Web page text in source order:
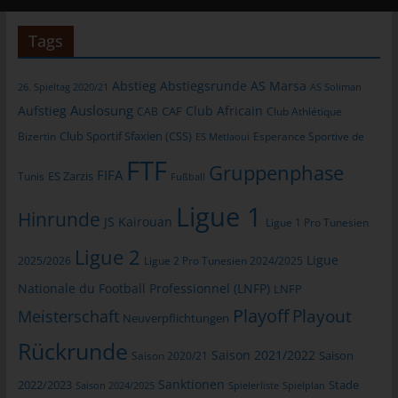
Tags
26. Spieltag 2020/21 Abstieg Abstiegsrunde AS Marsa AS Soliman
Aufstieg Auslosung CAB CAF Club Africain Club Athlétique
Bizertin Club Sportif Sfaxien (CSS) ES Metlaoui Esperance Sportive de
Tunis ES Zarzis FIFA FTF Fußball Gruppenphase
Hinrunde JS Kairouan Ligue 1 Ligue 1 Pro Tunesien
2025/2026 Ligue 2 Ligue 2 Pro Tunesien 2024/2025 Ligue
Nationale du Football Professionnel (LNFP) LNFP
Meisterschaft Neuverpflichtungen Playoff Playout
Rückrunde Saison 2020/21 Saison 2021/2022 Saison
2022/2023 Saison 2024/2025 Sanktionen Spielerliste Spielplan Stade
informationstechnologischen Systeme und der Technik unserer
Internetseite zu gewährleisten sowie (4) um
Strafverfolgungsbehörden im Falle eines Cyberangriffes die zur
Diese anonym erhobenen Daten und Informationen werden
durch uns daher einerseits statistisch und ferner mit dem Ziel
ausgewertet, den Datenschutz und die Datensicherheit in
Schutzniveau für die von uns verarbeiteten personenbezogenen
Daten sicherzustellen. Die anonymen Daten der Server-Logfiles
werden getrennt von allen durch eine betroffene Person
angegebenen personenbezogenen Daten gespeichert.
Registrierung auf unserer Internetseite
Internetseite des für die Verarbeitung Verantwortlichen unter
Angabe von personenbezogenen Daten zu registrieren. Welche
personenbezogenen Daten dabei an den für die Verarbeitung
Verantwortlichen übermittelt werden, ergibt sich aus der